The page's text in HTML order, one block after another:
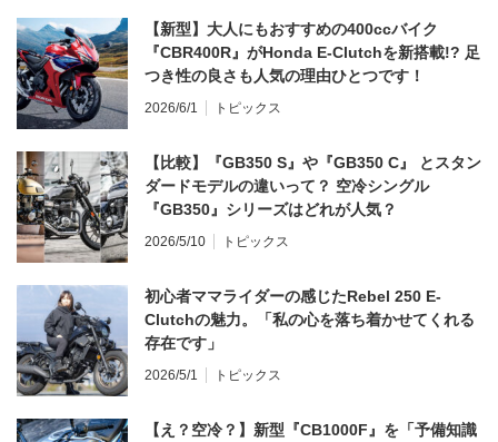
【新型】大人にもおすすめの400ccバイク
『CBR400R』がHonda E-Clutchを新搭載!? 足
つき性の良さも人気の理由ひとつです！
2026/6/1 トピックス
【比較】『GB350 S』や『GB350 C』 とスタン
ダードモデルの違いって？ 空冷シングル
『GB350』シリーズはどれが人気？
2026/5/10 トピックス
初心者ママライダーの感じたRebel 250 E-
Clutchの魅力。「私の心を落ち着かせてくれる
存在です」
2026/5/1 トピックス
【え？空冷？】新型『CB1000F』を「予備知識